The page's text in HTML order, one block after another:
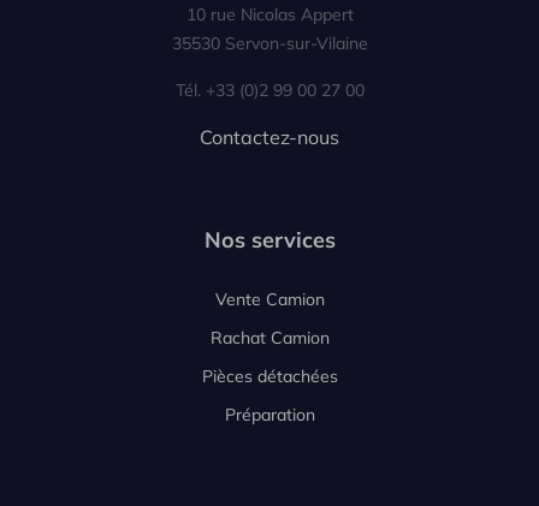
10 rue Nicolas Appert
35530 Servon-sur-Vilaine
Tél. +33 (0)2 99 00 27 00
Contactez-nous
Nos services
Vente Camion
Rachat Camion
Pièces détachées
Préparation